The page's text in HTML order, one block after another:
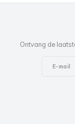
Ontvang de